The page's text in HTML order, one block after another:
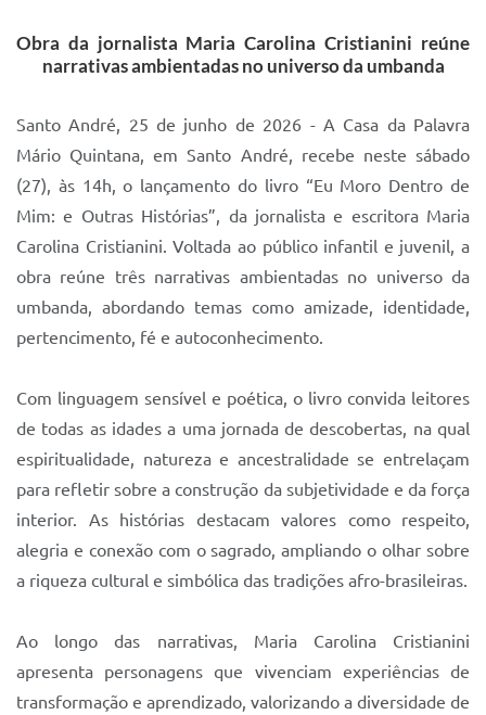
Mobilidade Urbana Sustentável
Parque Escola
Portal da Educação
Quadra Fiscal
SIC
Autarquias
Obra da jornalista Maria Carolina Cristianini reúne
narrativas ambientadas no universo da umbanda
Santo André, 25 de junho de 2026 - A Casa da Palavra
Mário Quintana, em Santo André, recebe neste sábado
(27), às 14h, o lançamento do livro “Eu Moro Dentro de
Mim: e Outras Histórias”, da jornalista e escritora Maria
Carolina Cristianini. Voltada ao público infantil e juvenil, a
obra reúne três narrativas ambientadas no universo da
umbanda, abordando temas como amizade, identidade,
pertencimento, fé e autoconhecimento.
Com linguagem sensível e poética, o livro convida leitores
de todas as idades a uma jornada de descobertas, na qual
espiritualidade, natureza e ancestralidade se entrelaçam
para refletir sobre a construção da subjetividade e da força
interior. As histórias destacam valores como respeito,
alegria e conexão com o sagrado, ampliando o olhar sobre
a riqueza cultural e simbólica das tradições afro-brasileiras.
Ao longo das narrativas, Maria Carolina Cristianini
apresenta personagens que vivenciam experiências de
transformação e aprendizado, valorizando a diversidade de